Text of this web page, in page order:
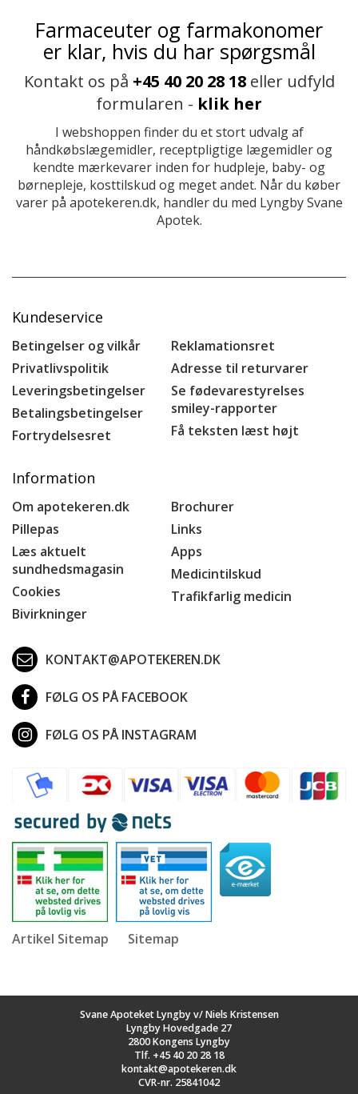
Farmaceuter og farmakonomer
er klar, hvis du har spørgsmål
Kontakt os på +45 40 20 28 18eller udfyld
formularen - klik her
I webshoppen finder du et stort udvalg af
håndkøbslægemidler, receptpligtige lægemidler og
kendte mærkevarer inden for hudpleje, baby- og
børnepleje, kosttilskud og meget andet. Når du køber
varer på apotekeren.dk, handler du med Lyngby Svane
Apotek.
Kundeservice
Betingelser og vilkår
Privatlivspolitik
Leveringsbetingelser
Betalingsbetingelser
Fortrydelsesret
Reklamationsret
Adresse til returvarer
Se fødevarestyrelses
smiley-rapporter
Få teksten læst højt
Information
Om apotekeren.dk
Pillepas
Læs aktuelt
sundhedsmagasin
Cookies
Bivirkninger
Brochurer
Links
Apps
Medicintilskud
Trafikfarlig medicin
KONTAKT@APOTEKEREN.DK
FØLG OS PÅ FACEBOOK
FØLG OS PÅ INSTAGRAM
Artikel Sitemap Sitemap
Svane Apoteket Lyngby v/ Niels Kristensen
Lyngby Hovedgade 27
2800 Kongens Lyngby
Tlf. +45 40 20 28 18
kontakt@apotekeren.dk
CVR-nr. 25841042